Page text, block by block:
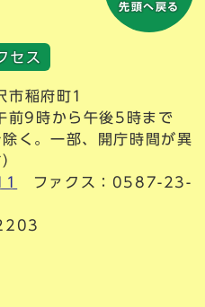
先頭へ戻る
セス
稲府町1
9時から午後5時まで
く。一部、開庁時間が異
ファクス：0587-23-